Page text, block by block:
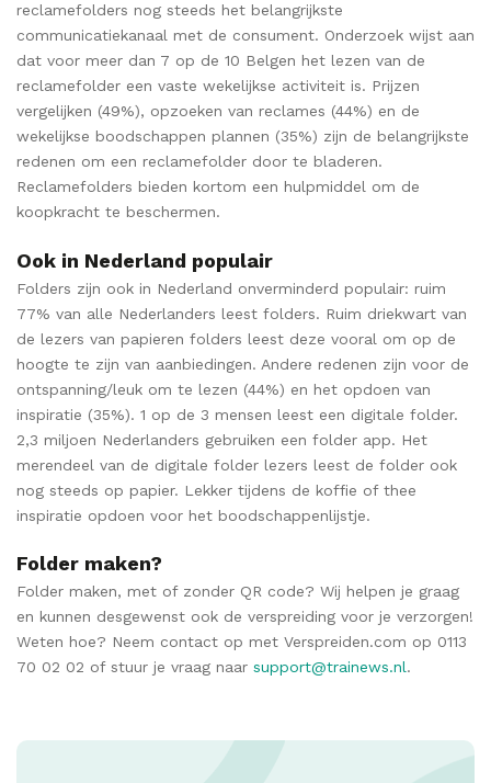
reclamefolders nog steeds het belangrijkste
communicatiekanaal met de consument. Onderzoek wijst aan
dat voor meer dan 7 op de 10 Belgen het lezen van de
reclamefolder een vaste wekelijkse activiteit is. Prijzen
vergelijken (49%), opzoeken van reclames (44%) en de
wekelijkse boodschappen plannen (35%) zijn de belangrijkste
redenen om een reclamefolder door te bladeren.
Reclamefolders bieden kortom een hulpmiddel om de
koopkracht te beschermen.
Ook in Nederland populair
Folders zijn ook in Nederland onverminderd populair: ruim
77% van alle Nederlanders leest folders. Ruim driekwart van
de lezers van papieren folders leest deze vooral om op de
hoogte te zijn van aanbiedingen. Andere redenen zijn voor de
ontspanning/leuk om te lezen (44%) en het opdoen van
inspiratie (35%). 1 op de 3 mensen leest een digitale folder.
2,3 miljoen Nederlanders gebruiken een folder app. Het
merendeel van de digitale folder lezers leest de folder ook
nog steeds op papier. Lekker tijdens de koffie of thee
inspiratie opdoen voor het boodschappenlijstje.
Folder maken?
Folder maken, met of zonder QR code? Wij helpen je graag
en kunnen desgewenst ook de verspreiding voor je verzorgen!
Weten hoe? Neem contact op met Verspreiden.com op 0113
70 02 02 of stuur je vraag naar support@trainews.nl.